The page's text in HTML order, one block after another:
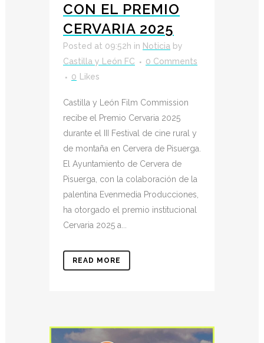
CON EL PREMIO
CERVARIA 2025
Posted at 09:52h in Noticia by
Castilla y León FC
0 Comments
0 Likes
Castilla y León Film Commission
recibe el Premio Cervaria 2025
durante el III Festival de cine rural y
de montaña en Cervera de Pisuerga.
El Ayuntamiento de Cervera de
Pisuerga, con la colaboración de la
palentina Evenmedia Producciones,
ha otorgado el premio institucional
Cervaria 2025 a...
READ MORE